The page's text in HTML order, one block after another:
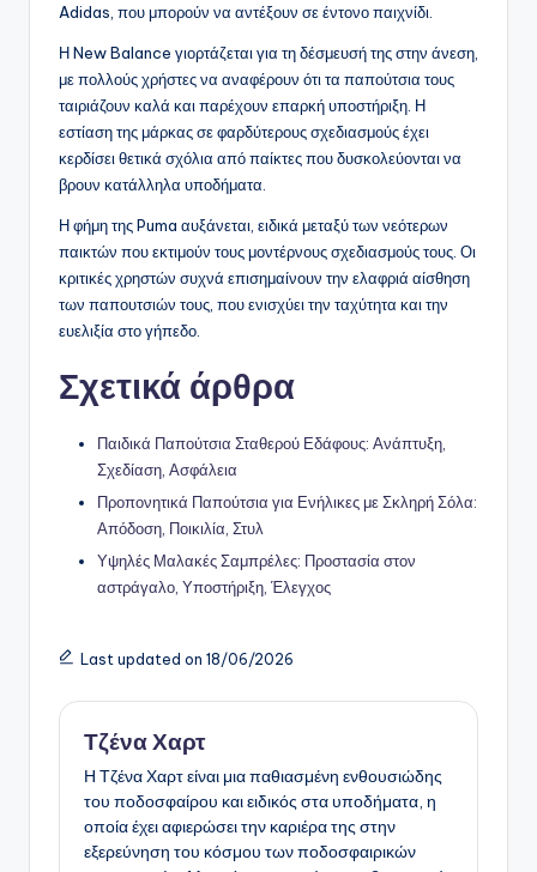
Adidas, που μπορούν να αντέξουν σε έντονο παιχνίδι.
Η New Balance γιορτάζεται για τη δέσμευσή της στην άνεση,
με πολλούς χρήστες να αναφέρουν ότι τα παπούτσια τους
ταιριάζουν καλά και παρέχουν επαρκή υποστήριξη. Η
εστίαση της μάρκας σε φαρδύτερους σχεδιασμούς έχει
κερδίσει θετικά σχόλια από παίκτες που δυσκολεύονται να
βρουν κατάλληλα υποδήματα.
Η φήμη της Puma αυξάνεται, ειδικά μεταξύ των νεότερων
παικτών που εκτιμούν τους μοντέρνους σχεδιασμούς τους. Οι
κριτικές χρηστών συχνά επισημαίνουν την ελαφριά αίσθηση
των παπουτσιών τους, που ενισχύει την ταχύτητα και την
ευελιξία στο γήπεδο.
Σχετικά άρθρα
Παιδικά Παπούτσια Σταθερού Εδάφους: Ανάπτυξη,
Σχεδίαση, Ασφάλεια
Προπονητικά Παπούτσια για Ενήλικες με Σκληρή Σόλα:
Απόδοση, Ποικιλία, Στυλ
Υψηλές Μαλακές Σαμπρέλες: Προστασία στον
αστράγαλο, Υποστήριξη, Έλεγχος
Last updated on 18/06/2026
Τζένα Χαρτ
Η Τζένα Χαρτ είναι μια παθιασμένη ενθουσιώδης
του ποδοσφαίρου και ειδικός στα υποδήματα, η
οποία έχει αφιερώσει την καριέρα της στην
εξερεύνηση του κόσμου των ποδοσφαιρικών